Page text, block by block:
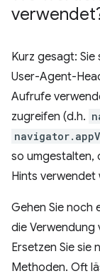
Kurz gesagt: Sie
User-Agent-
Aufrufe
zugreifen (d.h.
so umgestalten,
Hints verwendet
Gehen Sie noch
die
Ersetzen Sie sie
Methoden. Oft